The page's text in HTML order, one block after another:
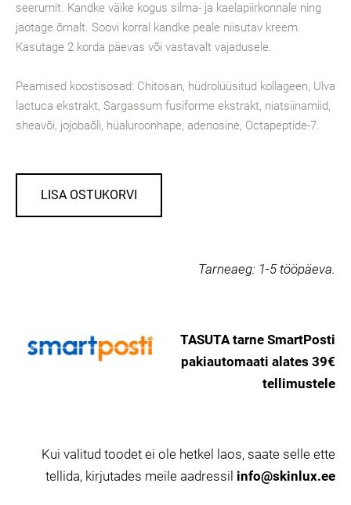
seerumit. Kandke väike kogus silma- ja kaelapiirkonnale ning
jaotage õrnalt. Soovi korral kandke peale niisutav kreem.
Kasutage 2 korda päevas või vastavalt vajadusele.
Peamised koostisosad: Chitosan, hüdrolüüsitud kollageen, Ulva
lactuca ekstrakt, Sargassum fusiforme ekstrakt, niatsiinamiid,
sheavõi, jojobaõli, hüaluroonhape, adenosine, Octapeptide-7.
LISA OSTUKORVI
Tarneaeg: 1-5 tööpäeva.
TASUTA tarne SmartPosti
pakiautomaati alates 39€
tellimustele
Kui valitud toodet ei ole hetkel laos, saate selle ette
tellida, kirjutades meile aadressil info@skinlux.ee